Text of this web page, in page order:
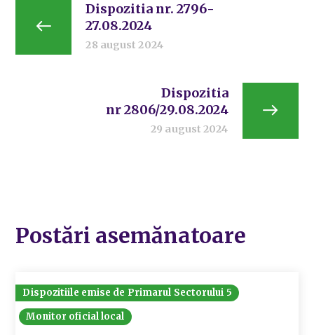
Dispozitia nr. 2796-
27.08.2024
28 august 2024
Dispozitia
nr 2806/29.08.2024
29 august 2024
Postări asemănatoare
Dispozitiile emise de Primarul Sectorului 5
Monitor oficial local